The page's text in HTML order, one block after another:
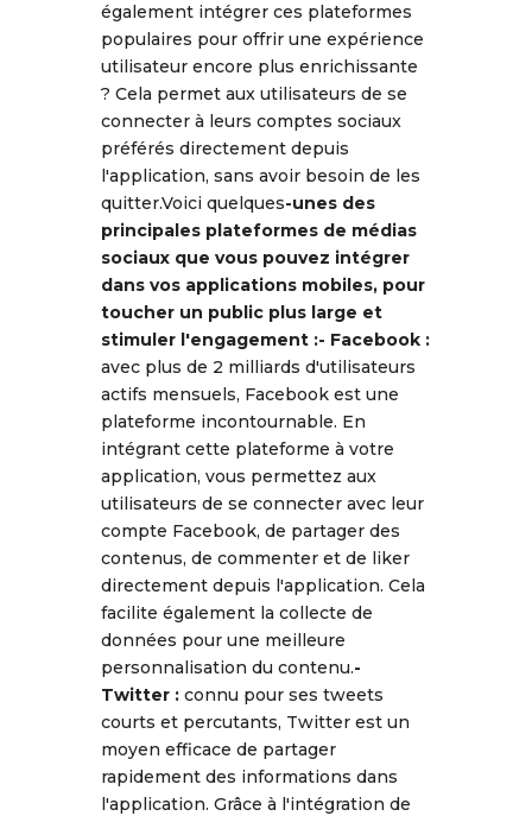
également intégrer ces plateformes
populaires pour offrir une expérience
utilisateur encore plus enrichissante
? Cela permet aux utilisateurs de se
connecter à leurs comptes sociaux
préférés directement depuis
l'application, sans avoir besoin de les
quitter.Voici quelques-unes des
principales plateformes de médias
sociaux que vous pouvez intégrer
dans vos applications mobiles, pour
toucher un public plus large et
stimuler l'engagement :- Facebook :
avec plus de 2 milliards d'utilisateurs
actifs mensuels, Facebook est une
plateforme incontournable. En
intégrant cette plateforme à votre
application, vous permettez aux
utilisateurs de se connecter avec leur
compte Facebook, de partager des
contenus, de commenter et de liker
directement depuis l'application. Cela
facilite également la collecte de
données pour une meilleure
personnalisation du contenu.-
Twitter : connu pour ses tweets
courts et percutants, Twitter est un
moyen efficace de partager
rapidement des informations dans
l'application. Grâce à l'intégration de